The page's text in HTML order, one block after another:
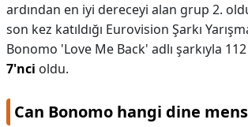
ardından en iyi dereceyi alan grup 2.
son kez katıldığı Eurovision Şarkı
Bonomo 'Love Me Back' adlı şarkıyla
7'nci oldu.
Can Bonomo hangi dine